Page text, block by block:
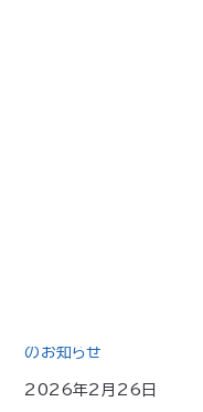
防爆デバイス取扱説明書
カタロ
のお知らせ
2026年2月26日